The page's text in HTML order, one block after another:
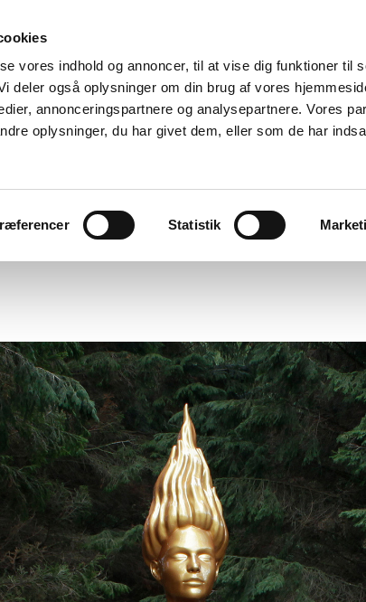
vores indhold og annoncer, til at vise dig funktioner til
deler også oplysninger om din brug af vores
annonceringspartnere og analysepartnere. Vores
oplysninger, du har givet dem, eller som de har
Statistik
cv discourse about publications/press